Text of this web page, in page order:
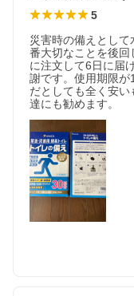
5
災害時の備えとし
番大切なことを後回
に注文して6日に届
謝です。使用期限
だとしても全く安
達にも勧めます。